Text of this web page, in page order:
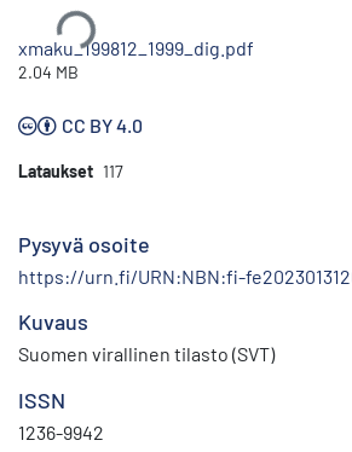
xmaku_199812_1999_dig.pdf
2.04 MB
CC BY 4.0
Lataukset 117
Pysyvä osoite
https://urn.fi/URN:NBN:fi-
Kuvaus
Suomen virallinen tilasto (SVT)
ISSN
1236-9942